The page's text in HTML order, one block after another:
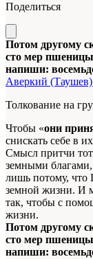
Поделиться
Потом другому
сто мер
напиши:
Аверкий (Таушев)
Толкование на
Чтобы «они
снискать себе в
Смысл притчи
земными
лишь потому, что
земной жизни. И
так, чтобы с
жизни.
Потом другому
сто мер
напиши: